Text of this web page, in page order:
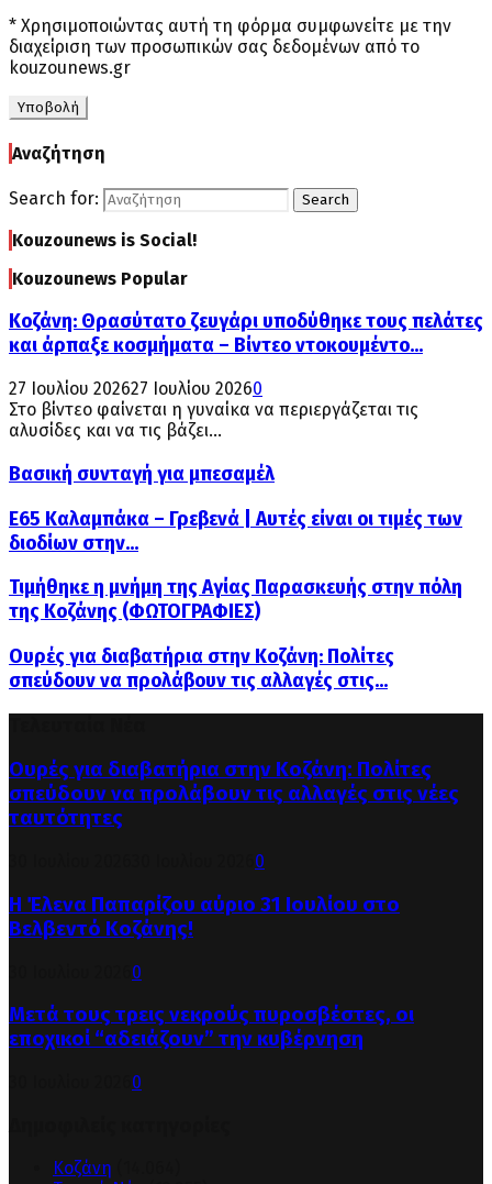
* Χρησιμοποιώντας αυτή τη φόρμα συμφωνείτε με την
διαχείριση των προσωπικών σας δεδομένων από το
kouzounews.gr
Αναζήτηση
Search for: Search
Kouzounews is Social!
Kouzounews Popular
Κοζάνη: Θρασύτατο ζευγάρι υποδύθηκε τους πελάτες
και άρπαξε κοσμήματα – Βίντεο ντοκουμέντο...
27 Ιουλίου 202627 Ιουλίου 20260
Στο βίντεο φαίνεται η γυναίκα να περιεργάζεται τις
αλυσίδες και να τις βάζει...
Βασική συνταγή για μπεσαμέλ
Ε65 Καλαμπάκα – Γρεβενά | Αυτές είναι οι τιμές των
διοδίων στην...
Τιμήθηκε η μνήμη της Αγίας Παρασκευής στην πόλη
της Κοζάνης (ΦΩΤΟΓΡΑΦΙΕΣ)
Ουρές για διαβατήρια στην Κοζάνη: Πολίτες
σπεύδουν να προλάβουν τις αλλαγές στις...
Ουρές για διαβατήρια στην Κοζάνη: Πολίτες
σπεύδουν να προλάβουν τις αλλαγές στις νέες
ταυτότητες
0
Η Έλενα Παπαρίζου αύριο 31 Ιουλίου στο
Βελβεντό Κοζάνης!
0
Μετά τους τρεις νεκρούς πυροσβέστες, οι
εποχικοί “αδειάζουν” την κυβέρνηση
0
Κοζάνη